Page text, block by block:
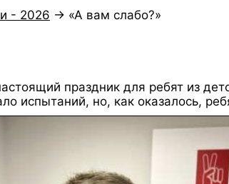
- 2026 → «А вам слабо?»
праздник для ребят из
испытаний, но, как оказалось,